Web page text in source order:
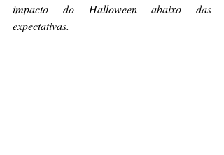
impacto do Halloween abaixo das
expectativas.